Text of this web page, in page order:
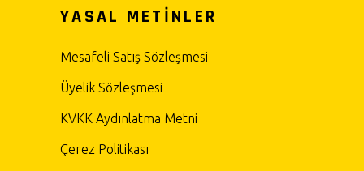
YASAL METİNLER
Mesafeli Satış Sözleşmesi
Üyelik Sözleşmesi
KVKK Aydınlatma Metni
Çerez Politikası